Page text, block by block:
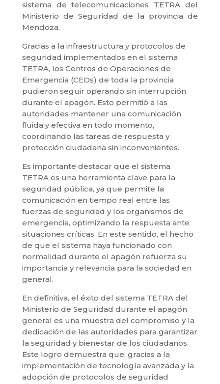
sistema de telecomunicaciones TETRA del
Ministerio de Seguridad de la provincia de
Mendoza.
Gracias a la infraestructura y protocolos de
seguridad implementados en el sistema
TETRA, los Centros de Operaciones de
Emergencia (CEOs) de toda la provincia
pudieron seguir operando sin interrupción
durante el apagón. Esto permitió a las
autoridades mantener una comunicación
fluida y efectiva en todo momento,
coordinando las tareas de respuesta y
protección ciudadana sin inconvenientes.
Es importante destacar que el sistema
TETRA es una herramienta clave para la
seguridad pública, ya que permite la
comunicación en tiempo real entre las
fuerzas de seguridad y los organismos de
emergencia, optimizando la respuesta ante
situaciones críticas. En este sentido, el hecho
de que el sistema haya funcionado con
normalidad durante el apagón refuerza su
importancia y relevancia para la sociedad en
general.
En definitiva, el éxito del sistema TETRA del
Ministerio de Seguridad durante el apagón
general es una muestra del compromiso y la
dedicación de las autoridades para garantizar
la seguridad y bienestar de los ciudadanos.
Este logro demuestra que, gracias a la
implementación de tecnología avanzada y la
adopción de protocolos de seguridad